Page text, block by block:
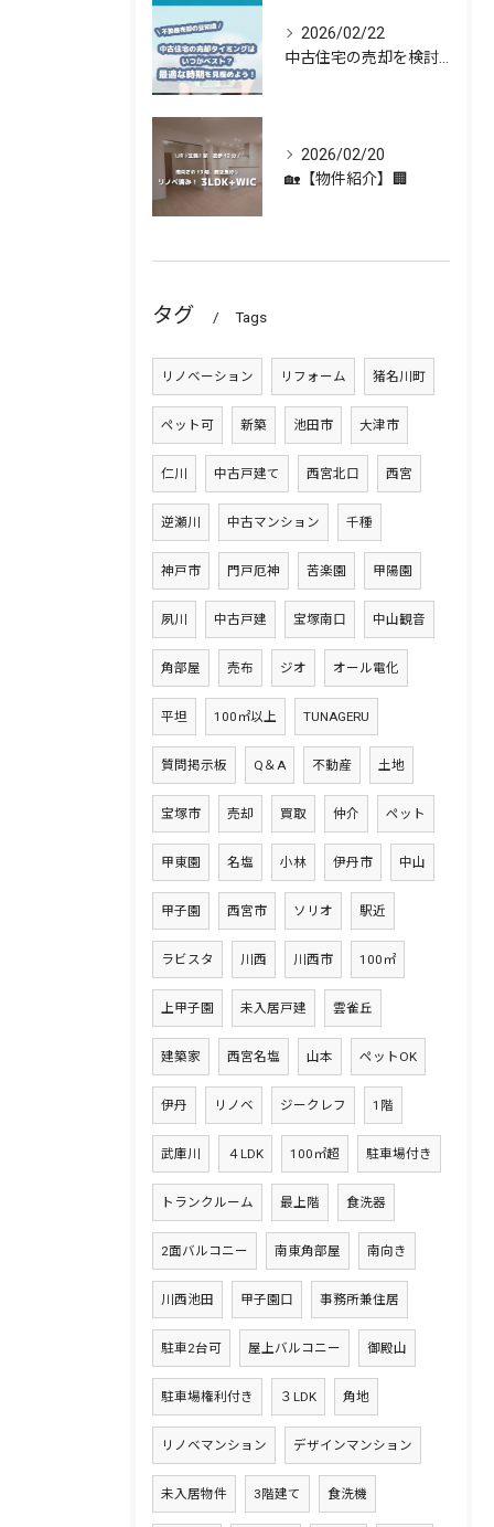
2026/02/22
2026/02/20
🏡【物件紹介】🏢
タグ Tags
リノベーション リフォーム 猪名川町
ペット可 新築 池田市 大津市
仁川 中古戸建て 西宮北口 西宮
逆瀬川 中古マンション 千種
神戸市 門戸厄神 苦楽園 甲陽園
夙川 中古戸建 宝塚南口 中山観音
角部屋 売布 ジオ オール電化
平坦 100㎡以上 TUNAGERU
質問掲示板 Q＆A 不動産 土地
宝塚市 売却 買取 仲介 ペット
甲東園 名塩 小林 伊丹市 中山
甲子園 西宮市 ソリオ 駅近
ラビスタ 川西 川西市 100㎡
上甲子園 未入居戸建 雲雀丘
建築家 西宮名塩 山本 ペットOK
伊丹 リノベ ジークレフ 1階
武庫川 ４LDK 100㎡超 駐車場付き
トランクルーム 最上階 食洗器
2面バルコニー 南東角部屋 南向き
川西池田 甲子園口 事務所兼住居
駐車2台可 屋上バルコニー 御殿山
駐車場権利付き ３LDK 角地
リノベマンション デザインマンション
未入居物件 3階建て 食洗機